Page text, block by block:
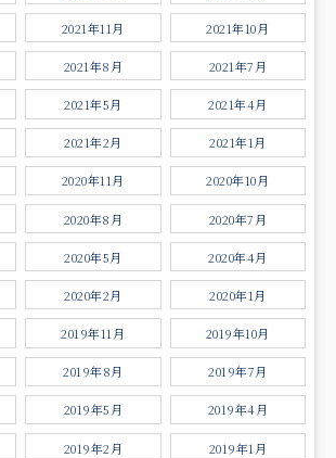
2021年11月 2021年10月
2021年8月 2021年7月
2021年5月 2021年4月
2021年2月 2021年1月
2020年11月 2020年10月
2020年8月 2020年7月
2020年5月 2020年4月
2020年2月 2020年1月
2019年11月 2019年10月
2019年8月 2019年7月
2019年5月 2019年4月
2019年2月 2019年1月